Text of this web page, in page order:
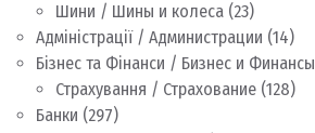
Шини / Шины и колеса (23)
Адміністрації / Администрации (14)
Бізнес та Фінанси / Бизнес и Финансы
Страхування / Страхование (128)
Банки (297)